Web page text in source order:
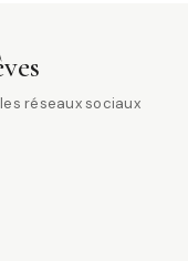
réseaux sociaux